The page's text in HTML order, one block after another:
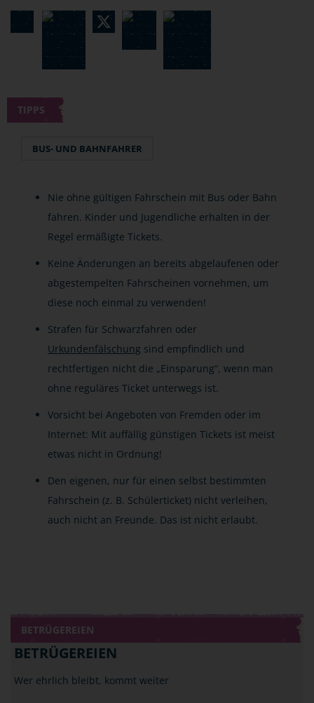
TIPPS
BUS- UND BAHNFAHRER
Nie ohne gültigen Fahrschein mit Bus oder Bahn
fahren. Kinder und Jugendliche erhalten in der
Regel ermäßigte Tickets.
Keine Änderungen an bereits abgelaufenen oder
abgestempelten Fahrscheinen vornehmen, um
diese noch einmal zu verwenden!
Strafen für Schwarzfahren oder
Urkundenfälschung sind empfindlich und
rechtfertigen nicht die „Einsparung“, wenn man
ohne reguläres Ticket unterwegs ist.
Vorsicht bei Angeboten von Fremden oder im
Internet: Mit auffällig günstigen Tickets ist meist
etwas nicht in Ordnung!
Den eigenen, nur für einen selbst bestimmten
Fahrschein (z. B. Schülerticket) nicht verleihen,
auch nicht an Freunde. Das ist nicht erlaubt.
BETRÜGEREIEN
BETRÜGEREIEN
Wer ehrlich bleibt, kommt weiter